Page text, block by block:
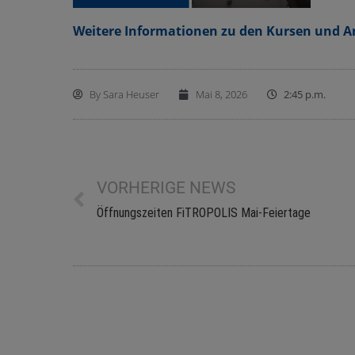
Weitere Informationen zu den Kursen und
By Sara Heuser Mai 8, 2026 2:45 p.m.
VORHERIGE NEWS
Öffnungszeiten FiTROPOLIS Mai-Feiertage